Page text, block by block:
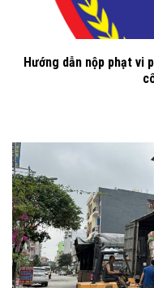
Hướng dẫn nộp phạt vi